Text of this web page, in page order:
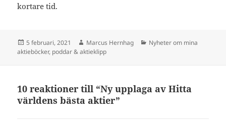
kortare tid.
Postat
5 februari, 2021 Författare
Marcus Hernhag Kategorier
Nyheter om mina
aktieböcker, poddar & aktieklipp
10 reaktioner till “Ny upplaga av Hitta
världens bästa aktier”